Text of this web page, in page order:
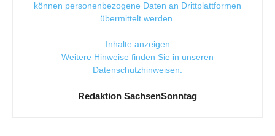
können personenbezogene Daten an Drittplattformen
übermittelt werden.
Inhalte anzeigen
Weitere Hinweise finden Sie in unseren
Datenschutzhinweisen
Redaktion SachsenSonntag